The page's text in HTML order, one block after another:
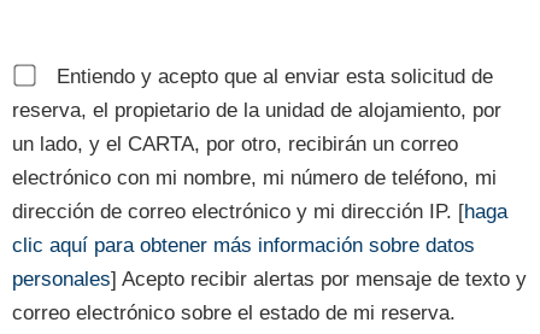
Entiendo y acepto que al enviar esta solicitud de
reserva, el propietario de la unidad de alojamiento, por
un lado, y el CARTA, por otro, recibirán un correo
electrónico con mi nombre, mi número de teléfono, mi
dirección de correo electrónico y mi dirección IP. [haga
clic aquí para obtener más información sobre datos
personales] Acepto recibir alertas por mensaje de texto y
correo electrónico sobre el estado de mi reserva.